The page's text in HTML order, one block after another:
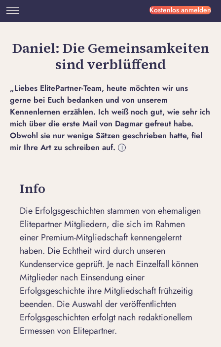
Kostenlos anmelden
Daniel: Die Gemeinsamkeiten
sind verblüffend
„Liebes ElitePartner-Team, heute möchten wir uns
gerne bei Euch bedanken und von unserem
Kennenlernen erzählen. Ich weiß noch gut, wie sehr ich
mich über die erste Mail von Dagmar gefreut habe.
Obwohl sie nur wenige Sätzen geschrieben hatte, fiel
mir Ihre Art zu schreiben auf.
i
Info
Die Erfolgsgeschichten stammen von ehemaligen
Elitepartner Mitgliedern, die sich im Rahmen
einer Premium-Mitgliedschaft kennengelernt
haben. Die Echtheit wird durch unseren
Kundenservice geprüft. Je nach Einzelfall können
Mitglieder nach Einsendung einer
Erfolgsgeschichte ihre Mitgliedschaft frühzeitig
beenden. Die Auswahl der veröffentlichten
Erfolgsgeschichten erfolgt nach redaktionellem
Ermessen von Elitepartner.